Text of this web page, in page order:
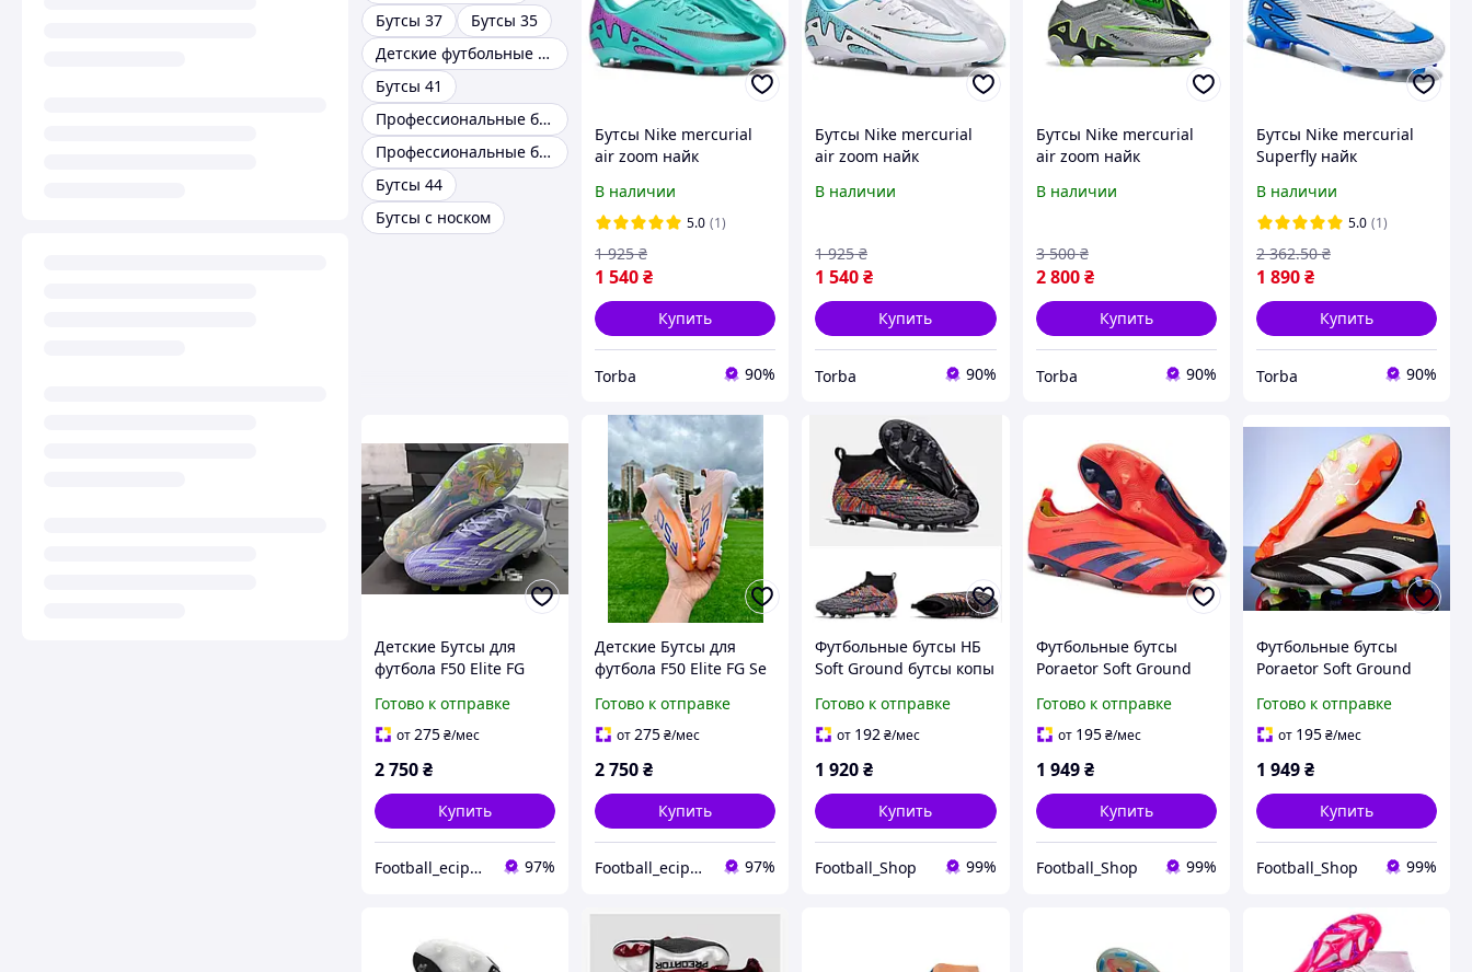
Бутсы 37
Бутсы 35
Детские футбольные бутсы
Бутсы 41
Профессиональные бутсы для футбола
Профессиональные бутсы
Бутсы 44
Бутсы с носком
Бутсы Nike mercurial
air zoom найк
футбольная обувь
бутсы для футбола
бутси Nike бутсы
В наличии
5.0 (1)
1 540₴
1 925 ₴
Купить
Torba 90%
Бутсы Nike mercurial
air zoom найк
футбольная обувь
бутсы Nike копочки
В наличии
1 540₴
1 925 ₴
Купить
Torba 90%
Бутсы Nike mercurial
air zoom найк
футбольная обувь
бутсы Nike копочки
В наличии
2 800 ₴
3 500 ₴
Купить
Torba 90%
Бутсы Nike mercurial
Superfly найк
футбольная обувь
бутсы для футбола
бутсы с носком копочки
В наличии
5.0 (1)
1 890₴
2 362.50 ₴
Купить
Torba 90%
Детские Бутсы для
футбола F50 Elite FG
Готово к отправке
от 275₴/мес
2 750₴
Купить
Football_eciperechen 97%
Детские Бутсы для
футбола F50 Elite FG Se
Готово к отправке
от275₴/мес
2 750₴
Купить
Football_eciperechen 97%
Футбольные бутсы НБ
Soft Ground бутсы копы
Opt 2040 36(23см)
Готово к отправке
от 192 ₴/мес
1 920₴
Купить
Football_Shop 99%
Футбольные бутсы
Poraetor Soft Ground
для футбола Opt 2047
36(23см)
Готово к отправке
от 195 ₴/мес
1 949 ₴
Купить
Football_Shop 99%
Футбольные бутсы
Poraetor Soft Ground
для футбола Opt 2051
36(23см)
Готово к отправке
от 195₴/мес
1 949₴
Купить
Football_Shop 99%